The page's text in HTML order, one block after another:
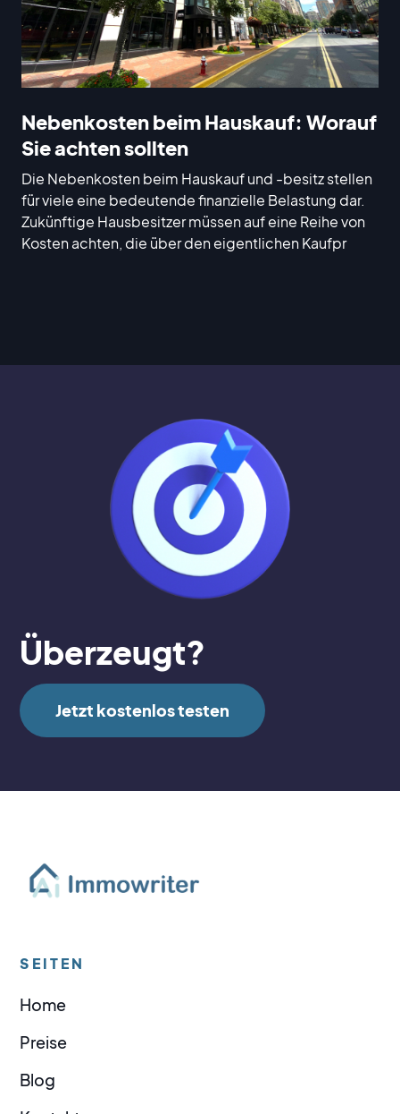
Nebenkosten beim Hauskauf: Worauf
Sie achten sollten
Die Nebenkosten beim Hauskauf und -besitz stellen
für viele eine bedeutende finanzielle Belastung dar.
Zukünftige Hausbesitzer müssen auf eine Reihe von
Kosten achten, die über den eigentlichen Kaufpr
Überzeugt?
Jetzt kostenlos testen
SEITEN
Home
Preise
Blog